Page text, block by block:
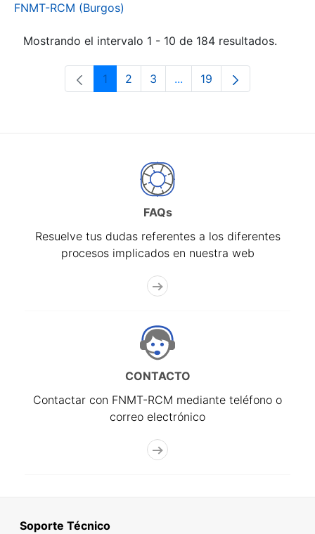
FNMT-RCM (Burgos)
Mostrando el intervalo 1 - 10 de 184 resultados.
Página
1 Página
2 Página
3 ...Páginas intermedias Use
Página
19
FAQs
Resuelve tus dudas referentes a los diferentes
procesos implicados en nuestra web
CONTACTO
Contactar con FNMT-RCM mediante teléfono o
correo electrónico
Soporte Técnico